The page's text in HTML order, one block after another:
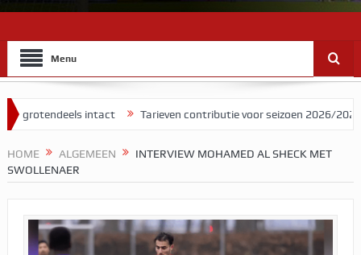
Menu
intact Tarieven contributie voor seizoen 2026/2027
HOME ALGEMEEN
INTERVIEW MOHAMED AL SHECK MET
SWOLLENAER